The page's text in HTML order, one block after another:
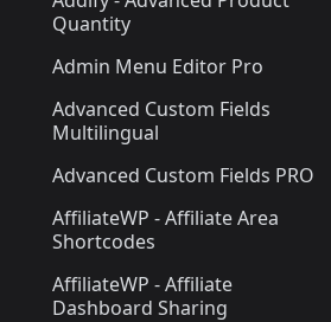
Quantity
Admin Menu Editor Pro
Advanced Custom Fields
Multilingual
Advanced Custom Fields PRO
AffiliateWP - Affiliate Area
Shortcodes
AffiliateWP - Affiliate
Dashboard Sharing